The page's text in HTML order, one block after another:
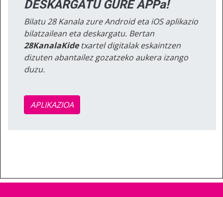
DESKARGATU GURE APPa!
Bilatu 28 Kanala zure Android eta iOS aplikazio
bilatzailean eta deskargatu. Bertan
28KanalaKidetxartel digitalak eskaintzen
dizuten abantailez gozatzeko aukera izango
duzu.
APLIKAZIOA